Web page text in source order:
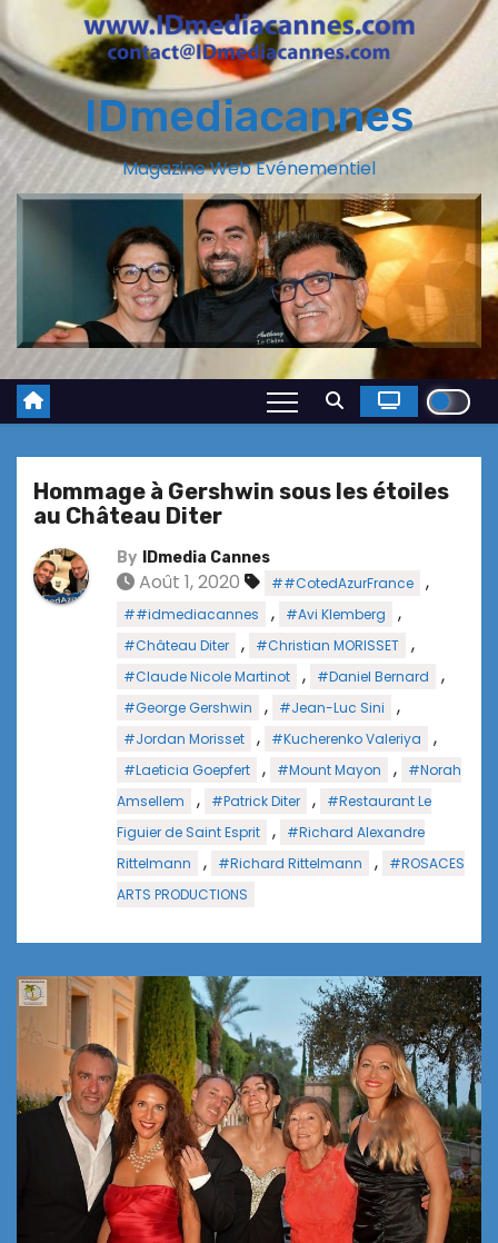
IDmediacannes
Magazine Web Evénementiel
Hommage à Gershwin sous les étoiles
au Château Diter
By IDmedia Cannes
Août 1, 2020 ##CotedAzurFrance ,
##idmediacannes , #Avi Klemberg ,
#Château Diter , #Christian MORISSET ,
#Claude Nicole Martinot , #Daniel Bernard ,
#George Gershwin , #Jean-Luc Sini ,
#Jordan Morisset , #Kucherenko Valeriya ,
#Laeticia Goepfert , #Mount Mayon ,
#Norah
Amsellem
, #Patrick Diter ,
#Restaurant Le
Figuier de Saint Esprit
,
#Richard Alexandre
Rittelmann
, #Richard Rittelmann ,
#ROSACES
ARTS PRODUCTIONS